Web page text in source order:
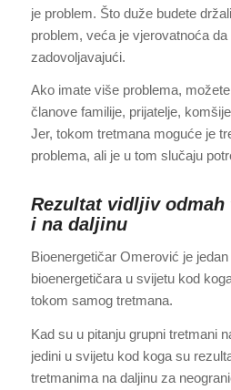
je problem. Što duže budete
problem, veća je vjerovatnoća
zadovoljavajući.
Ako imate više problema,
članove familije, prijatelje,
Jer, tokom tretmana moguće je
problema, ali je u tom slučaju
Rezultat vidljiv odmah
i na daljinu
Bioenergetičar Omerović je
bioenergetičara u svijetu kod
tokom samog tretmana.
Kad su u pitanju grupni tretmani
jedini u svijetu kod koga su
tretmanima na daljinu za